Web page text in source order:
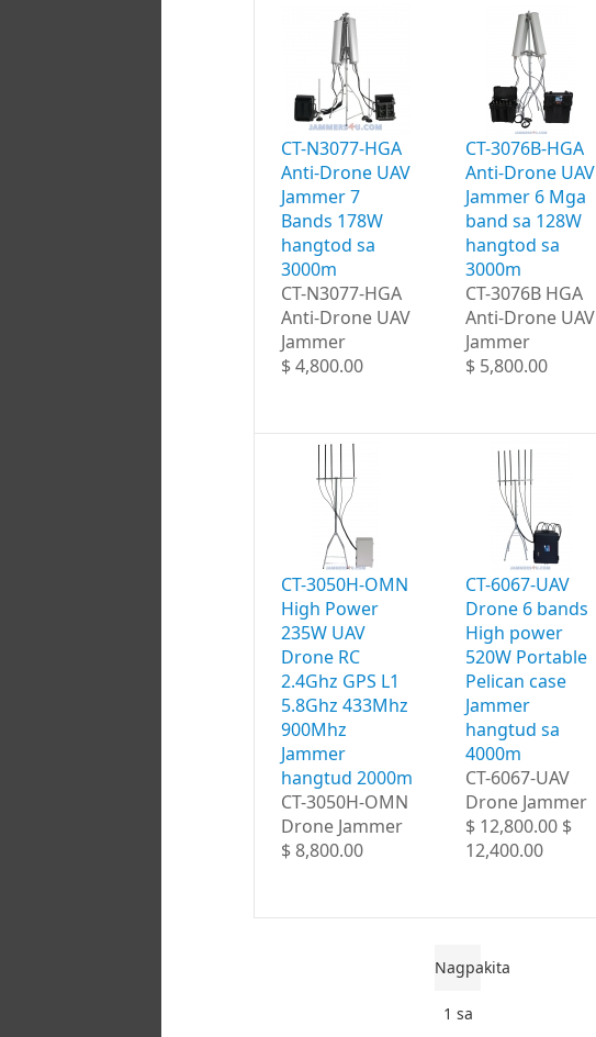
CT-N3077-HGA
Anti-Drone UAV
Jammer 7
Bands 178W
hangtod sa
3000m
CT-N3077-HGA
Anti-Drone UAV
Jammer
$ 4,800.00
CT-3076B-HGA
Anti-Drone UAV
Jammer 6 Mga
band sa 128W
hangtod sa
3000m
CT-3076B HGA
Anti-Drone UAV
Jammer
$ 5,800.00
CT-3050H-OMN
High Power
235W UAV
Drone RC
2.4Ghz GPS L1
5.8Ghz 433Mhz
900Mhz
Jammer
hangtud 2000m
CT-3050H-OMN
Drone Jammer
$ 8,800.00
CT-6067-UAV
Drone 6 bands
High power
520W Portable
Pelican case
Jammer
hangtud sa
4000m
CT-6067-UAV
Drone Jammer
$ 12,800.00 $
12,400.00
Nagpakita
1 sa